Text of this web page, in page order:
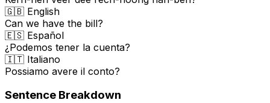
🇬🇧 English
Can we have the bill?
🇪🇸 Español
¿Podemos tener la cuenta?
🇮🇹 Italiano
Possiamo avere il conto?
Sentence Breakdown